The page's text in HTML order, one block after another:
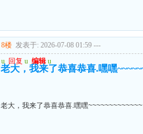
8楼 发表于: 2026-07-08 01:59 ---
u 回复 u 编辑 u
老大，我来了恭喜恭喜.嘿嘿
老大，我来了恭喜恭喜.嘿嘿~~~~~~~~~~~~~